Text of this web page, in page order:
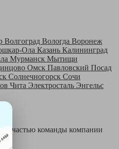
Волгоград Вологда Воронеж
Ола Казань Калининград
Мурманск Мытищи
Омск Павловский Посад
Солнечногорск Сочи
Чита Электросталь Энгельс
частью команды компании